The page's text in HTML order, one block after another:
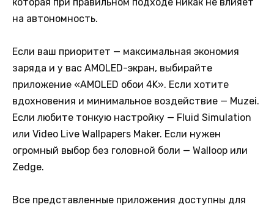
на автономность.
Если ваш приоритет — максимальная экономия
заряда и у вас AMOLED-экран, выбирайте
приложение «AMOLED обои 4K». Если хотите
вдохновения и минимальное воздействие — Muzei.
Если любите тонкую настройку — Fluid Simulation
или Video Live Wallpapers Maker. Если нужен
огромный выбор без головной боли — Walloop или
Zedge.
Все представленные приложения доступны для